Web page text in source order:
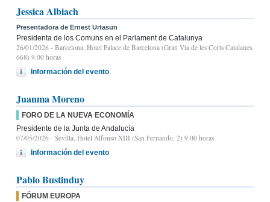
Jessica Albiach
Presentadora de Ernest Urtasun
Presidenta de los Comuns en el Parlament de Catalunya
26/01/2026 - Barcelona, Hotel Palace de Barcelona (Gran Vía de les Corts Catalanes,
668) 9.00 horas
Información del evento
Juanma Moreno
FORO DE LA NUEVA ECONOMÍA
Presidente de la Junta de Andalucía
07/05/2026 - Sevilla, Hotel Alfonso XIII (San Fernando, 2) 9:00 horas
Información del evento
Pablo Bustinduy
FÓRUM EUROPA